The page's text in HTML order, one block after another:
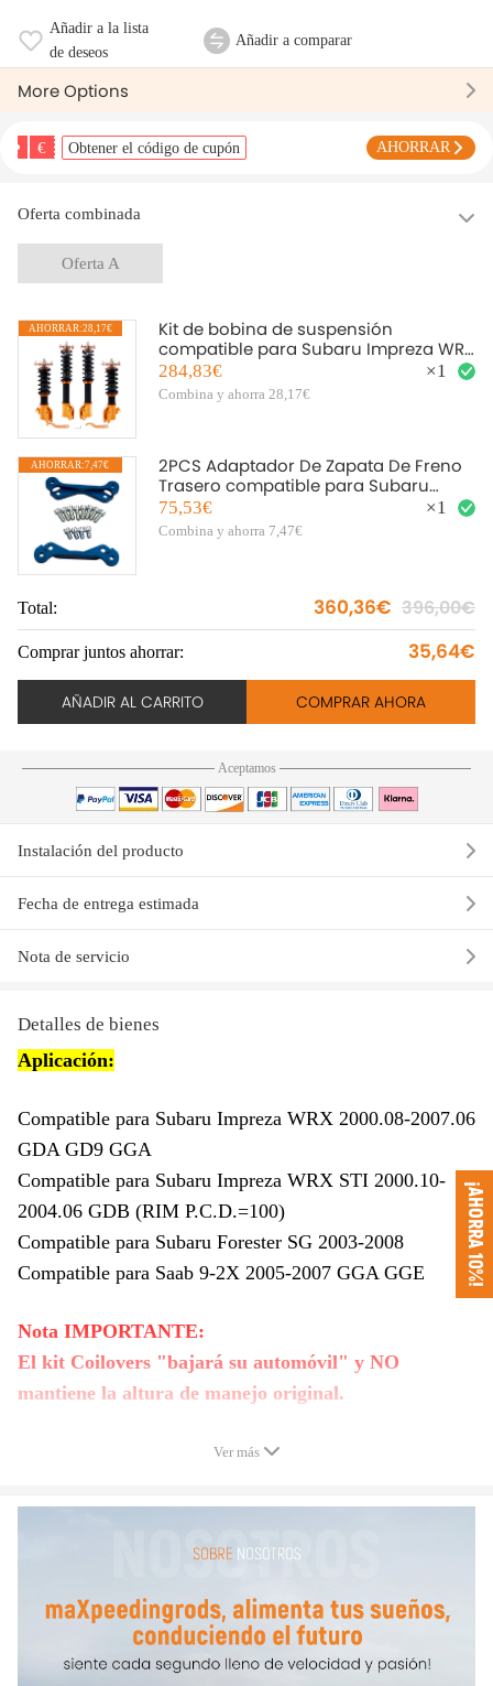
Añadir a la lista
de deseos
Añadir a comparar
More Options
€ Obtener el código de cupón AHORRAR
Oferta combinada
Oferta A
AHORRAR:28,17€
Kit de bobina de suspensión
compatible para Subaru Impreza WRX
& STI GDA GDB GGA Coilover
284,83€
Combina y ahorra 28,17€
×1
AHORRAR:7,47€
2PCS Adaptador De Zapata De Freno
Trasero compatible para Subaru
compatible para Forester FHI 2 Pot
75,53€
Combina y ahorra 7,47€
×1
Total: 360,36€ 396,00€
Comprar juntos ahorrar: 35,64€
AÑADIR AL CARRITO COMPRAR AHORA
Aceptamos
Instalación del producto
Fecha de entrega estimada
Nota de servicio
Detalles de bienes
Aplicación:
Compatible para Subaru Impreza WRX 2000.08-2007.06
GDA GD9 GGA
Compatible para Subaru Impreza WRX STI 2000.10-
2004.06 GDB (RIM P.C.D.=100)
Compatible para Subaru Forester SG 2003-2008
Compatible para Saab 9-2X 2005-2007 GGA GGE
Nota IMPORTANTE:
El kit Coilovers "bajará su automóvil" y NO
mantiene la altura de manejo original.
Ajustable en altura: Sí, se puede bajar de 25 a 75 mm
según el modelo del vehículo
Amortiguación ajustable: 24 niveles de rebote
Ver más
¡AHORRA 10%!